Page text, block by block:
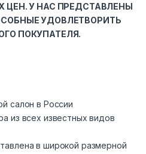
ЦЕН. У НАС ПРЕДСТАВЛЕНЫ
УДОВЛЕТВОРИТЬ
ПОКУПАТЕЛЯ.
салон в России
из всех известных видов
в широкой размерной